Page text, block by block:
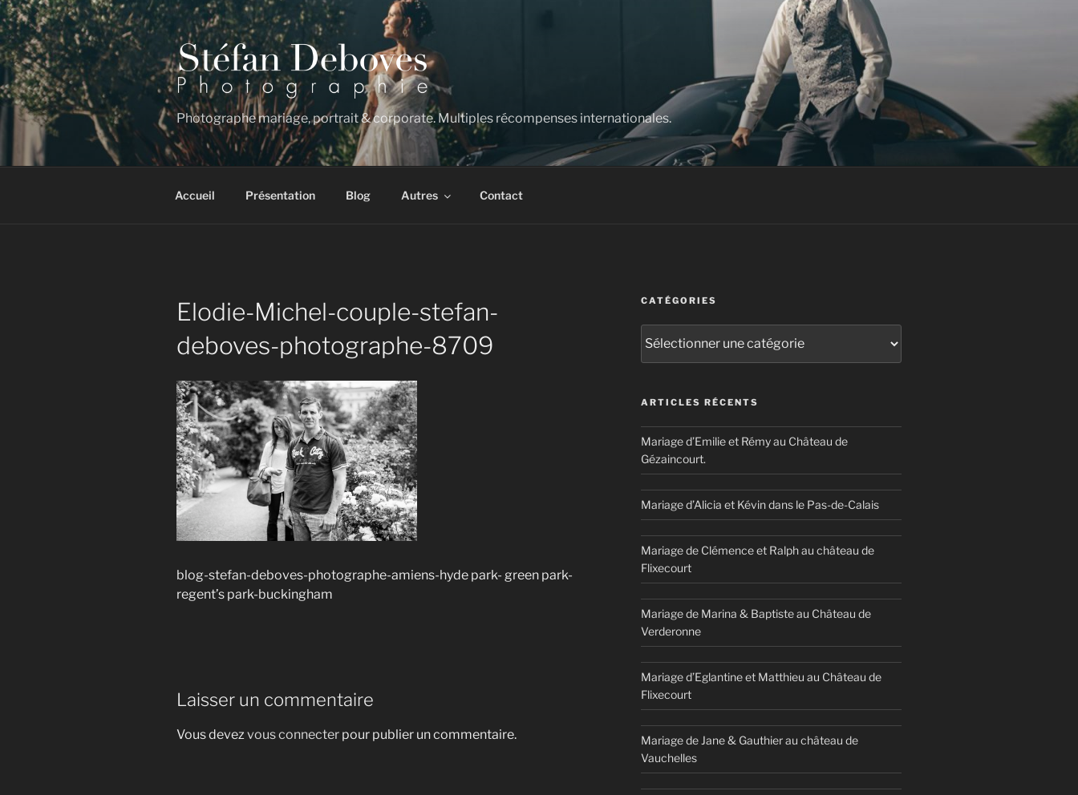
Aller
au
contenu
principal
Photographe mariage, portrait & corporate. Multiples récompenses internationales.
Accueil Présentation Blog Autres Contact
Elodie-Michel-couple-stefan-
deboves-photographe-8709
blog-stefan-deboves-photographe-amiens-hyde park- green park-
regent’s park-buckingham
Laisser un commentaire
Vous devezvous connecter pour publier un commentaire.
CATÉGORIES
ARTICLES RÉCENTS
Mariage d’Emilie et Rémy au Château de
Gézaincourt.
Mariage d’Alicia et Kévin dans le Pas-de-Calais
Mariage de Clémence et Ralph au château de
Flixecourt
Mariage de Marina & Baptiste au Château de
Verderonne
Mariage d’Eglantine et Matthieu au Château de
Flixecourt
Mariage de Jane & Gauthier au château de
Vauchelles